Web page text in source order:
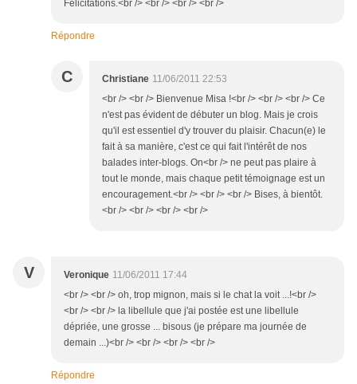
Félicitations.<br /> <br /> <br /> <br />
Répondre
C Christiane 11/06/2011 22:53
<br /> <br /> Bienvenue Misa !<br /> <br /> <br /> Ce
n'est pas évident de débuter un blog. Mais je crois
qu'il est essentiel d'y trouver du plaisir. Chacun(e) le
fait à sa manière, c'est ce qui fait l'intérêt de nos
balades inter-blogs. On<br /> ne peut pas plaire à
tout le monde, mais chaque petit témoignage est un
encouragement.<br /> <br /> <br /> Bises, à bientôt.
<br /> <br /> <br /> <br />
V Veronique 11/06/2011 17:44
<br /> <br /> oh, trop mignon, mais si le chat la voit ...!<br />
<br /> <br /> la libellule que j'ai postée est une libellule
dépriée, une grosse ... bisous (je prépare ma journée de
demain ...)<br /> <br /> <br /> <br />
Répondre